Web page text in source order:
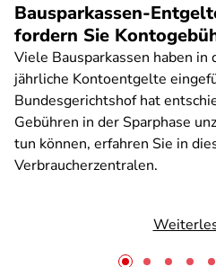
Bausparkassen-
fordern Sie
Viele Bausparkassen haben in
jährliche Kontoentgelte
Bundesgerichtshof hat
Gebühren in der Sparphase
tun können, erfahren Sie in
Verbraucherzentralen.